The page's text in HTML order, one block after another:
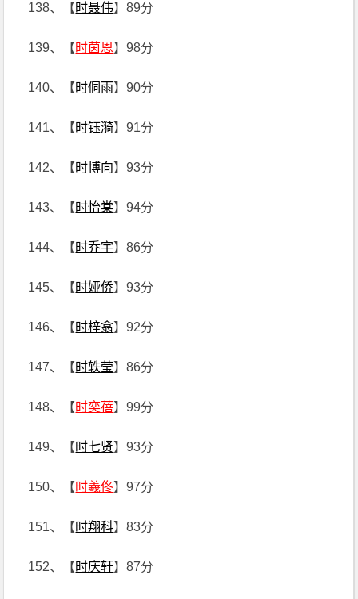
138、【时聂伟】89分
139、【时茵恩】98分
140、【时侗雨】90分
141、【时钰漪】91分
142、【时博向】93分
143、【时怡棠】94分
144、【时乔宇】86分
145、【时娅侨】93分
146、【时梓翕】92分
147、【时轶莹】86分
148、【时奕蓓】99分
149、【时七贤】93分
150、【时羲佟】97分
151、【时翔科】83分
152、【时庆轩】87分